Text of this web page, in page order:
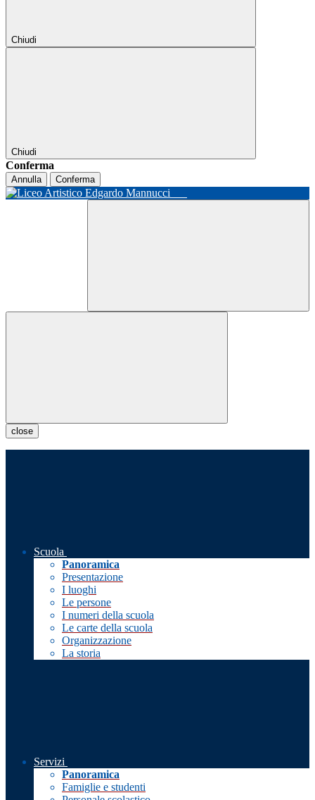
Chiudi
Chiudi
Conferma
Annulla Conferma
close
Scuola
Panoramica
Presentazione
I luoghi
Le persone
I numeri della scuola
Le carte della scuola
Organizzazione
La storia
Servizi
Panoramica
Famiglie e studenti